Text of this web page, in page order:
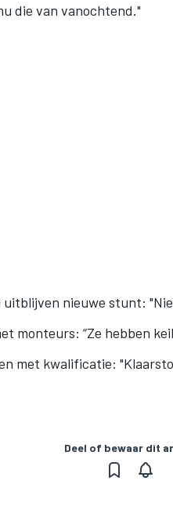
die van vanochtend."
uitblijven nieuwe stunt:
monteurs: “Ze hebben
met kwalificatie:
Deel of bewaar dit